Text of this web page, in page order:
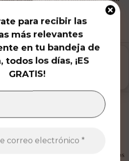
con altas capacidades
cercano aMusk, que prioriza el
nuevas revelaciones sobre estos
para recibir las
más relevantes
en tu bandeja de
todos los días, ¡ES
GRATIS!